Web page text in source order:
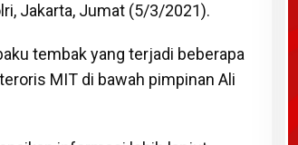
Jakarta, Jumat (5/3/2021).
tembak yang terjadi beberapa
MIT di bawah pimpinan Ali